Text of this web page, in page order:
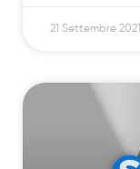
21 Settembre 2021